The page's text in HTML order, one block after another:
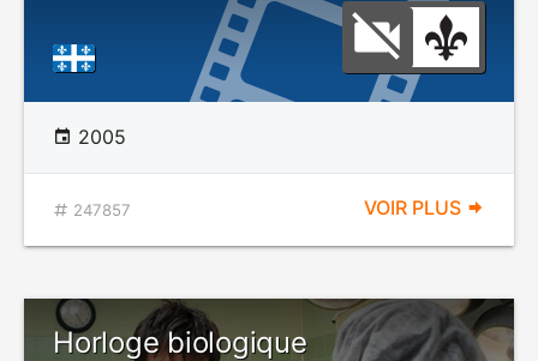
2005
247857 VOIR PLUS
Horloge biologique